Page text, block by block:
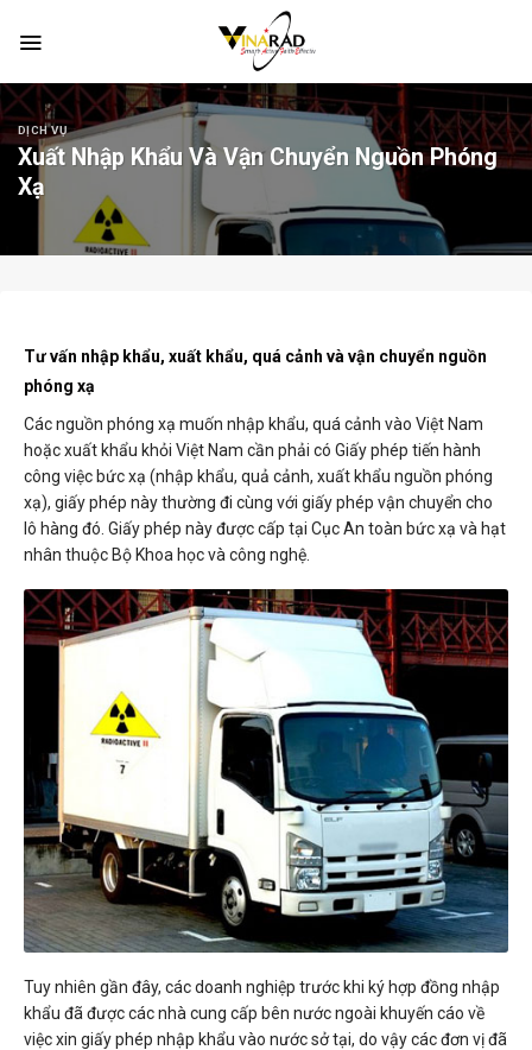
DỊCH VỤ
Xuất Nhập Khẩu Và Vận Chuyển Nguồn Phóng
Xạ
Tư vấn nhập khẩu, xuất khẩu, quá cảnh và vận chuyển nguồn
phóng xạ
Các nguồn phóng xạ muốn nhập khẩu, quá cảnh vào Việt Nam
hoặc xuất khẩu khỏi Việt Nam cần phải có Giấy phép tiến hành
công việc bức xạ (nhập khẩu, quả cảnh, xuất khẩu nguồn phóng
xạ), giấy phép này thường đi cùng với giấy phép vận chuyển cho
lô hàng đó. Giấy phép này được cấp tại Cục An toàn bức xạ và hạt
nhân thuộc Bộ Khoa học và công nghệ.
Tuy nhiên gần đây, các doanh nghiệp trước khi ký hợp đồng nhập
khẩu đã được các nhà cung cấp bên nước ngoài khuyến cáo về
việc xin giấy phép nhập khẩu vào nước sở tại, do vậy các đơn vị đã